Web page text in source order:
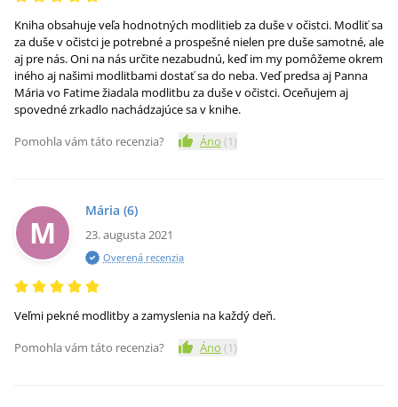
Kniha obsahuje veľa hodnotných modlitieb za duše v očistci. Modliť sa
za duše v očistci je potrebné a prospešné nielen pre duše samotné, ale
aj pre nás. Oni na nás určite nezabudnú, keď im my pomôžeme okrem
iného aj našimi modlitbami dostať sa do neba. Veď predsa aj Panna
Mária vo Fatime žiadala modlitbu za duše v očistci. Oceňujem aj
spovedné zrkadlo nachádzajúce sa v knihe.
Pomohla vám táto recenzia?
Áno (1)
M
Mária (6)
23. augusta 2021
Overená recenzia
Veľmi pekné modlitby a zamyslenia na každý deň.
Pomohla vám táto recenzia?
Áno (1)